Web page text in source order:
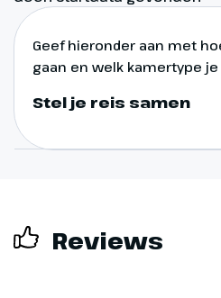
Geef hieronder aan met
gaan en welk kamertype
Stel je reis samen
Reviews